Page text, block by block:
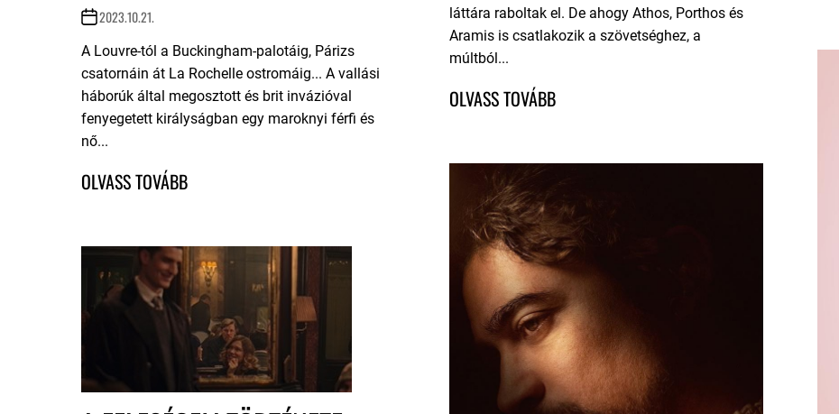
láttára raboltak el. De ahogy Athos, Porthos és
Aramis is csatlakozik a szövetséghez, a
múltból...
2023.10.21.
A Louvre-tól a Buckingham-palotáig, Párizs
csatornáin át La Rochelle ostromáig... A vallási
háborúk által megosztott és brit invázióval
fenyegetett királyságban egy maroknyi férfi és
nő...